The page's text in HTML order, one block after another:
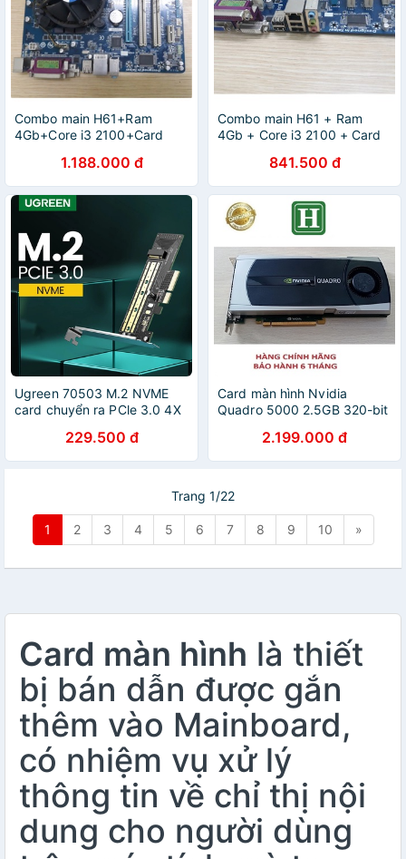
Combo main H61+Ram
4Gb+Core i3 2100+Card
1.188.000 đ
Combo main H61 + Ram
4Gb + Core i3 2100 + Card
841.500 đ
Ugreen 70503 M.2 NVME
card chuyển ra PCle 3.0 4X
229.500 đ
Card màn hình Nvidia
Quadro 5000 2.5GB 320-bit
hành 6 tháng2.199.000 đ
Trang 1/22
1 2 3 4 5 6 7 8 9 10 »
Card màn hình là thiết
bị bán dẫn được gắn
thêm vào Mainboard,
có nhiệm vụ xử lý
thông tin về chỉ thị nội
dung cho người dùng